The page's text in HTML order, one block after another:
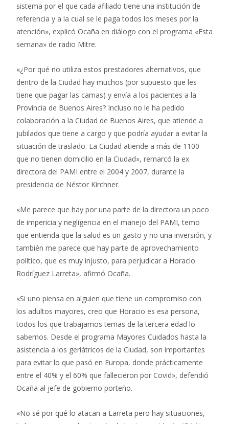
sistema por el que cada afiliado tiene una institución de
referencia y a la cual se le paga todos los meses por la
atención», explicó Ocaña en diálogo con el programa «Esta
semana» de radio Mitre.
«¿Por qué no utiliza estos prestadores alternativos, que
dentro de la Ciudad hay muchos (por supuesto que les
tiene que pagar las camas) y envía a los pacientes a la
Provincia de Buenos Aires? Incluso no le ha pedido
colaboración a la Ciudad de Buenos Aires, que atiende a
jubilados que tiene a cargo y que podría ayudar a evitar la
situación de traslado. La Ciudad atiende a más de 1100
que no tienen domicilio en la Ciudad», remarcó la ex
directora del PAMI entre el 2004 y 2007, durante la
presidencia de Néstor Kirchner.
«Me parece que hay por una parte de la directora un poco
de impericia y negligencia en el manejo del PAMI, temo
que entienda que la salud es un gasto y no una inversión, y
también me parece que hay parte de aprovechamiento
político, que es muy injusto, para perjudicar a Horacio
Rodríguez Larreta», afirmó Ocaña.
«Si uno piensa en alguien que tiene un compromiso con
los adultos mayores, creo que Horacio es esa persona,
todos los que trabajamos temas de la tercera edad lo
sabemos. Desde el programa Mayores Cuidados hasta la
asistencia a los geriátricos de la Ciudad, son importantes
para evitar lo que pasó en Europa, donde prácticamente
entre el 40% y el 60% que fallecieron por Covid», defendió
Ocaña al jefe de gobierno porteño.
«No sé por qué lo atacan a Larreta pero hay situaciones,